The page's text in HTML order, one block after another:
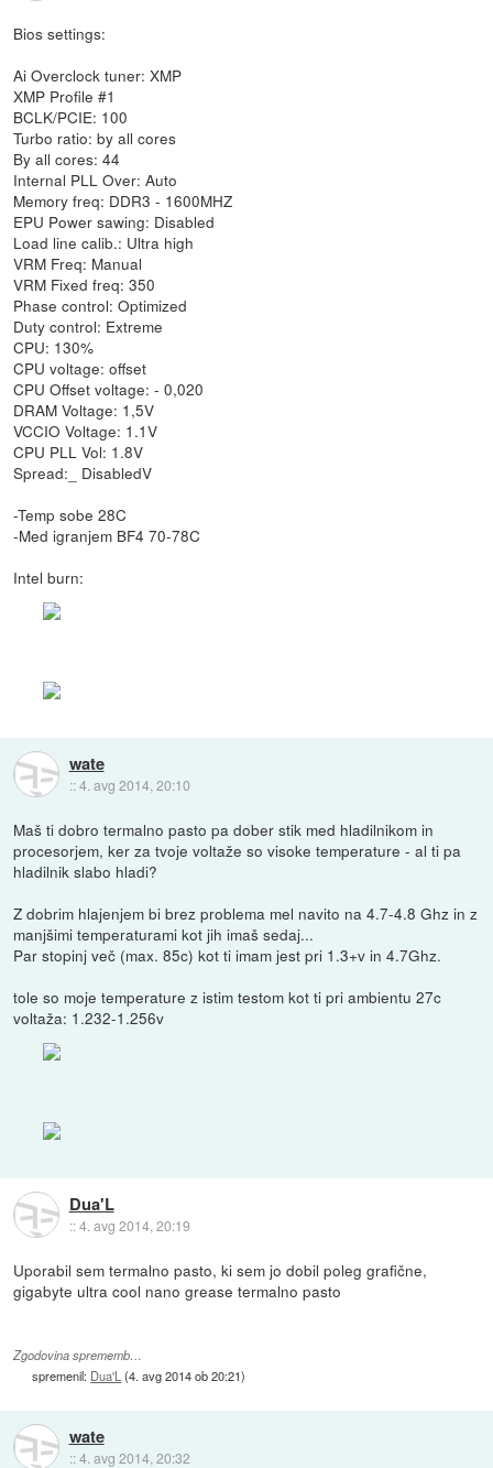
Bios settings:
Ai Overclock tuner: XMP
XMP Profile #1
BCLK/PCIE: 100
Turbo ratio: by all cores
By all cores: 44
Internal PLL Over: Auto
Memory freq: DDR3 - 1600MHZ
EPU Power sawing: Disabled
Load line calib.: Ultra high
VRM Freq: Manual
VRM Fixed freq: 350
Phase control: Optimized
Duty control: Extreme
CPU: 130%
CPU voltage: offset
CPU Offset voltage: - 0,020
DRAM Voltage: 1,5V
VCCIO Voltage: 1.1V
CPU PLL Vol: 1.8V
Spread:_ DisabledV
-Temp sobe 28C
-Med igranjem BF4 70-78C
Intel burn:
wate
::4. avg 2014, 20:10
Maš ti dobro termalno pasto pa dober stik med hladilnikom in
procesorjem, ker za tvoje voltaže so visoke temperature - al ti pa
hladilnik slabo hladi?
Z dobrim hlajenjem bi brez problema mel navito na 4.7-4.8 Ghz in z
manjšimi temperaturami kot jih imaš sedaj...
Par stopinj več (max. 85c) kot ti imam jest pri 1.3+v in 4.7Ghz.
tole so moje temperature z istim testom kot ti pri ambientu 27c
voltaža: 1.232-1.256v
Dua'L
::4. avg 2014, 20:19
Uporabil sem termalno pasto, ki sem jo dobil poleg grafične,
gigabyte ultra cool nano grease termalno pasto
Zgodovina sprememb…
spremenil: Dua'L(4. avg 2014 ob 20:21)
wate
::4. avg 2014, 20:32